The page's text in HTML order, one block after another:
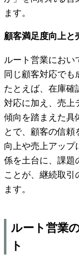
ます。
顧客満足度向上と
ルート営業におい
同じ顧客対応でも
たとえば、在庫確
対応に加え、売上
傾向を踏まえた具
とで、顧客の信
向上や売上アップ
係を土台に、課題
ことが、継続取引
ます。
ルート営業
ト